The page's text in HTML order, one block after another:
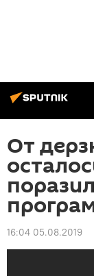
От
16:04 05.08.2019